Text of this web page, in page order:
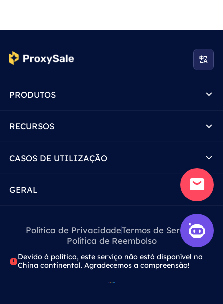
PRODUTOS
RECURSOS
CASOS DE UTILIZAÇÃO
GERAL
Política de PrivacidadeTermos de Serviço
Política de Reembolso
Devido à política, este serviço não está disponível na
China continental. Agradecemos a compreensão!